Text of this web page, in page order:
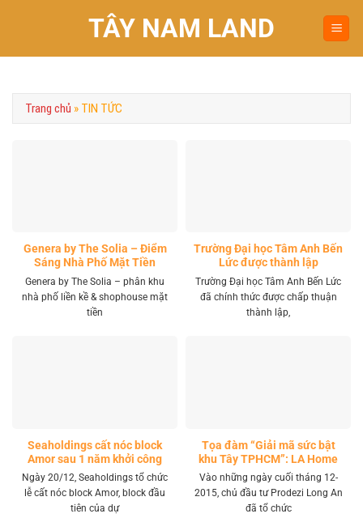
TÂY NAM LAND
Trang chủ » TIN TỨC
Genera by The Solia – Điểm
Sáng Nhà Phố Mặt Tiền
Vành Đai 4 Khu Tây
Genera by The Solia – phân khu
nhà phố liền kề & shophouse mặt
tiền
Trường Đại học Tâm Anh Bến
Lức được thành lập
Trường Đại học Tâm Anh Bến Lức
đã chính thức được chấp thuận
thành lập,
Seaholdings cất nóc block
Amor sau 1 năm khởi công
Ngày 20/12, Seaholdings tổ chức
lễ cất nóc block Amor, block đầu
tiên của dự
Tọa đàm “Giải mã sức bật
khu Tây TPHCM”: LA Home
khai mở tọa độ đầu tư mới
Vào những ngày cuối tháng 12-
2015, chủ đầu tư Prodezi Long An
đã tổ chức